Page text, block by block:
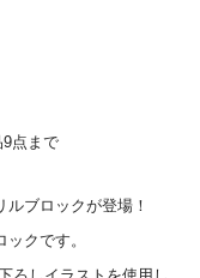
点まで
ルブロックが登場！
クです。